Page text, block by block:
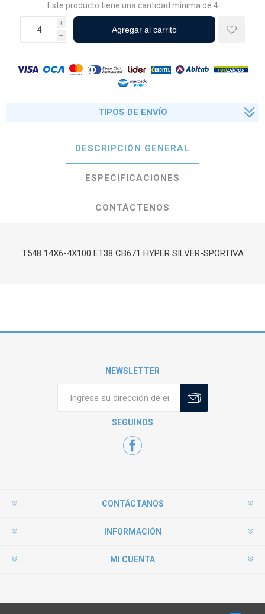
Este producto tiene una cantidad mínima de 4
i
h
TIPOS DE ENVÍO
DESCRIPCIÓN GENERAL
ESPECIFICACIONES
CONTÁCTENOS
T548 14X6-4X100 ET38 CB671 HYPER SILVER-SPORTIVA
NEWSLETTER
SEGUÍNOS
CONTÁCTANOS
INFORMACIÓN
MI CUENTA